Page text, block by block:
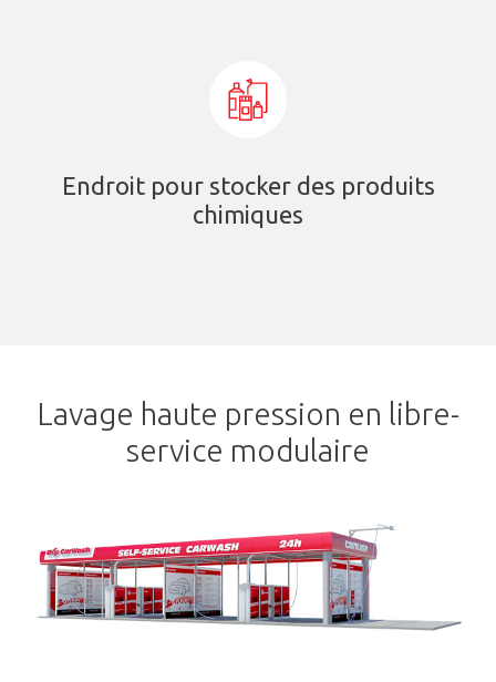
Endroit pour stocker des produits
chimiques
Lavage haute pression en libre-
service modulaire